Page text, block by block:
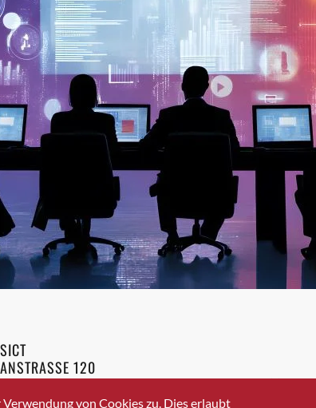
120
IMPRESSUM
von Cookies zu. Dies erlaubt